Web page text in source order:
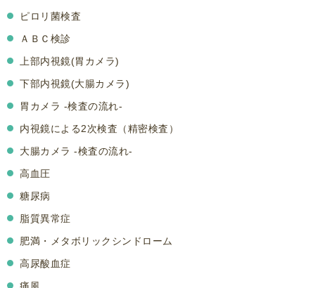
ピロリ菌検査
ＡＢＣ検診
上部内視鏡(胃カメラ)
下部内視鏡(大腸カメラ)
胃カメラ -検査の流れ-
内視鏡による2次検査（精密検査）
大腸カメラ -検査の流れ-
高血圧
糖尿病
脂質異常症
肥満・メタボリックシンドローム
高尿酸血症